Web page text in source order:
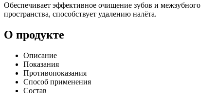
Обеспечивает эффективное очищение зубов и межзубного
пространства, способствует удалению налёта.
О продукте
Описание
Показания
Противопоказания
Способ применения
Состав